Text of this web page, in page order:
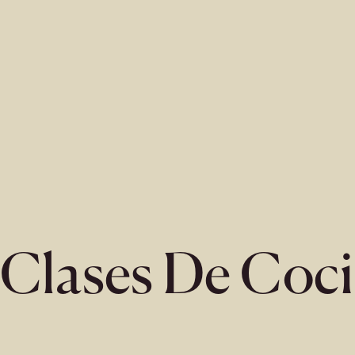
Clases De